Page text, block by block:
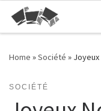
Skip to content
Home »Société » Joyeux
SOCIÉTÉ